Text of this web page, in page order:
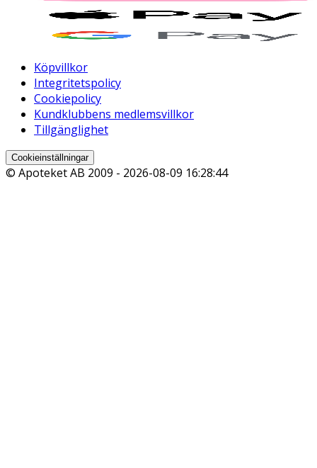
Köpvillkor
Integritetspolicy
Cookiepolicy
Kundklubbens medlemsvillkor
Tillgänglighet
Cookieinställningar
© Apoteket AB 2009 - 2026-08-09 16:28:44